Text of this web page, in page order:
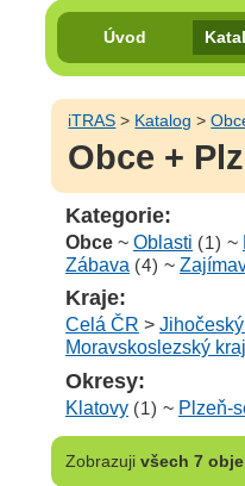
Úvod
iTRAS > Katalog >
Obce +
Kategorie:
Obce ~ Oblasti (1) ~
Zábava (4) ~
Kraje:
Celá ČR >
Moravskoslezský kraj
Okresy:
Klatovy (1) ~ Plzeň-
Zobrazuji všech 7